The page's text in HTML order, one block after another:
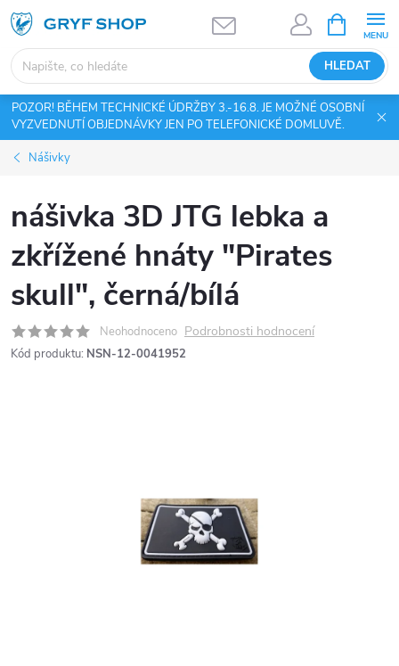
Přejít
na
obsah
HLEDAT
NÁKUPNÍ
KOŠÍK
POZOR! BĚHEM TECHNICKÉ ÚDRŽBY 3.-16.8. JE MOŽNÉ OSOBNÍ
VYZVEDNUTÍ OBJEDNÁVKY JEN PO TELEFONICKÉ DOMLUVĚ.
Nášivky
nášivka 3D JTG lebka a
zkřížené hnáty "Pirates
skull", černá/bílá
Neohodnoceno Podrobnosti hodnocení
Kód produktu: NSN-12-0041952